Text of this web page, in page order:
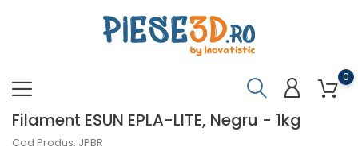
0
Filament ESUN EPLA-LITE, Negru - 1kg
Cod Produs: JPBR